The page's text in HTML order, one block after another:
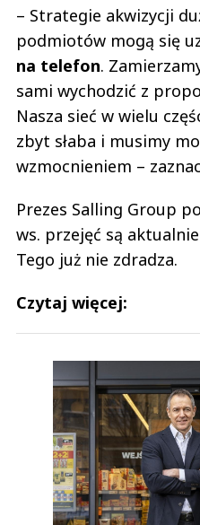
– Strategie akwizycji
podmiotów mogą się
na telefon.
sami wychodzić z
Nasza sieć w wielu
zbyt słaba i musimy
wzmocnieniem –
Prezes Salling Group
ws. przejęć są
Tego już nie zdradza.
Czytaj więcej: